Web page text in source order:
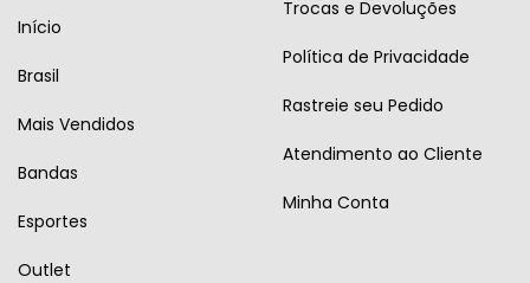
Início
Brasil
Mais Vendidos
Bandas
Esportes
Outlet
Trocas e Devoluções
Política de Privacidade
Rastreie seu Pedido
Atendimento ao Cliente
Minha Conta